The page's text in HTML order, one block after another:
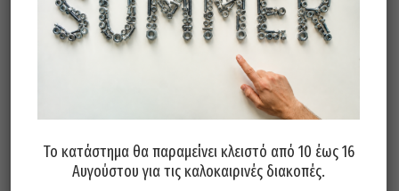
Τρυπάνι Goldcraft Γενικής
Χρήσης SDS-Plus KEIL
Γερμανίας 12x100x160mm
Τρυπάνι Goldcraft Γενικής
Χρήσης SDS-Plus KEIL
Γερμανίας 10x200x260mm
Το κατάστημα θα παραμείνει κλειστό από 10 έως 16
Αυγούστου για τις καλοκαιρινές διακοπές.